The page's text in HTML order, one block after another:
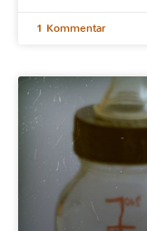
1 Kommentar